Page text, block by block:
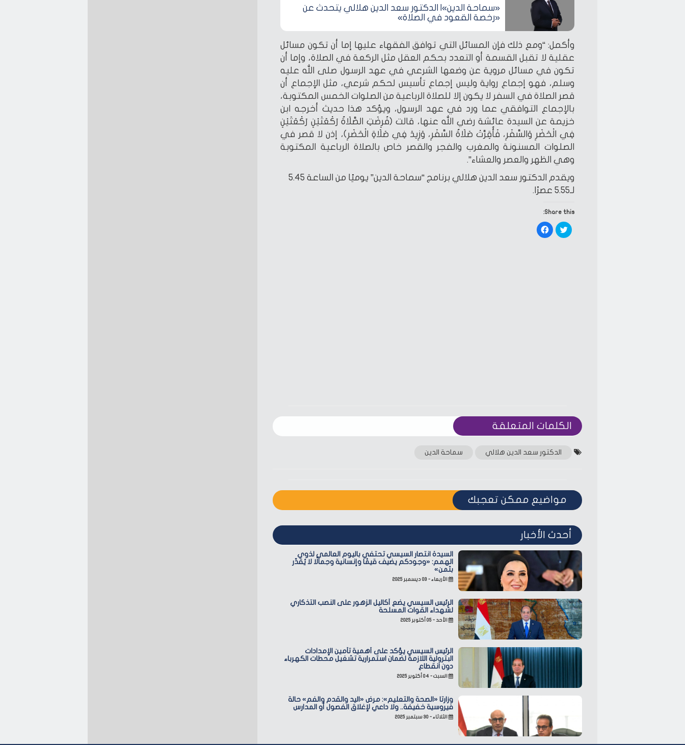
«سماحة الدين»| الدكتور سعد الدين هلالي يتحدث عن
«رخصة القعود في الصلاة»
وأكمل: “ومع ذلك فإن المسائل التي توافق الفقهاء عليها إما أن تكون مسائل
عقلية لا تقبل القسمة أو التعدد بحكم العقل مثل الركعة في الصلاة، وإما أن
تكون في مسائل مروية عن وضعها الشرعي في عهد الرسول صلى الله عليه
وسلم، فهو إجماع رواية وليس إجماع تأسيس لحكم شرعي، مثل الإجماع أن
قصر الصلاة في السفر لا يكون إلا للصلاة الرباعية من الصلوات الخمس المكتوبة،
بالإجماع التوافقي عما ورد في عهد الرسول، ويؤكد هذا حديث أخرجه ابن
خزيمة عن السيدة عائشة رضي الله عنها، قالت (فُرِضَتِ الصَّلَاةُ رَكْعَتَيْنِ رَكْعَتَيْنِ
فِي الْحَضَرِ وَالسَّفَرِ، فَأُقِرَّتْ صَلَاةُ السَّفَرِ، وَزِيدَ فِي صَلَاةِ الْحَضَرِ)، إذن لا قصر في
الصلوات المسنونة والمغرب والفجر والقصر خاص بالصلاة الرباعية المكتوبة
وهي الظهر والعصر والعشاء”.
ويقدم الدكتور سعد الدين هلالي برنامج “سماحة الدين” يوميًا من الساعة 5.45
لـ5.55 عصرًا.
Share this:
Click
to
share
Click
to
الكلمات المتعلقة‎
الدكتور سعد الدين هلالي سماحة الدين
مواضيع ممكن تعجبك
أحدث الأخبار
السيدة انتصار السيسي تحتفي باليوم العالمي لذوي
الهمم: «وجودكم يضيف قيمًا وإنسانية وجمالًا لا يُقدّر
بثمن»
الأربعاء - ٠٣ ديسمبر ٢٠٢٥
الرئيس السيسي يضع أكاليل الزهور على النصب التذكاري
لشهداء القوات المسلحة
الأحد - ٠٥ أكتوبر ٢٠٢٥
الرئيس السيسي يؤكد على أهمية تأمين الإمدادات
البترولية اللازمة لضمان استمرارية تشغيل محطات الكهرباء
دون انقطاع
السبت - ٠٤ أكتوبر ٢٠٢٥
وزارتا «الصحة والتعليم»: مرض «اليد والقدم والفم» حالة
فيروسية خفيفة.. ولا داعي لإغلاق الفصول أو المدارس
الثلاثاء - ٣٠ سبتمبر ٢٠٢٥